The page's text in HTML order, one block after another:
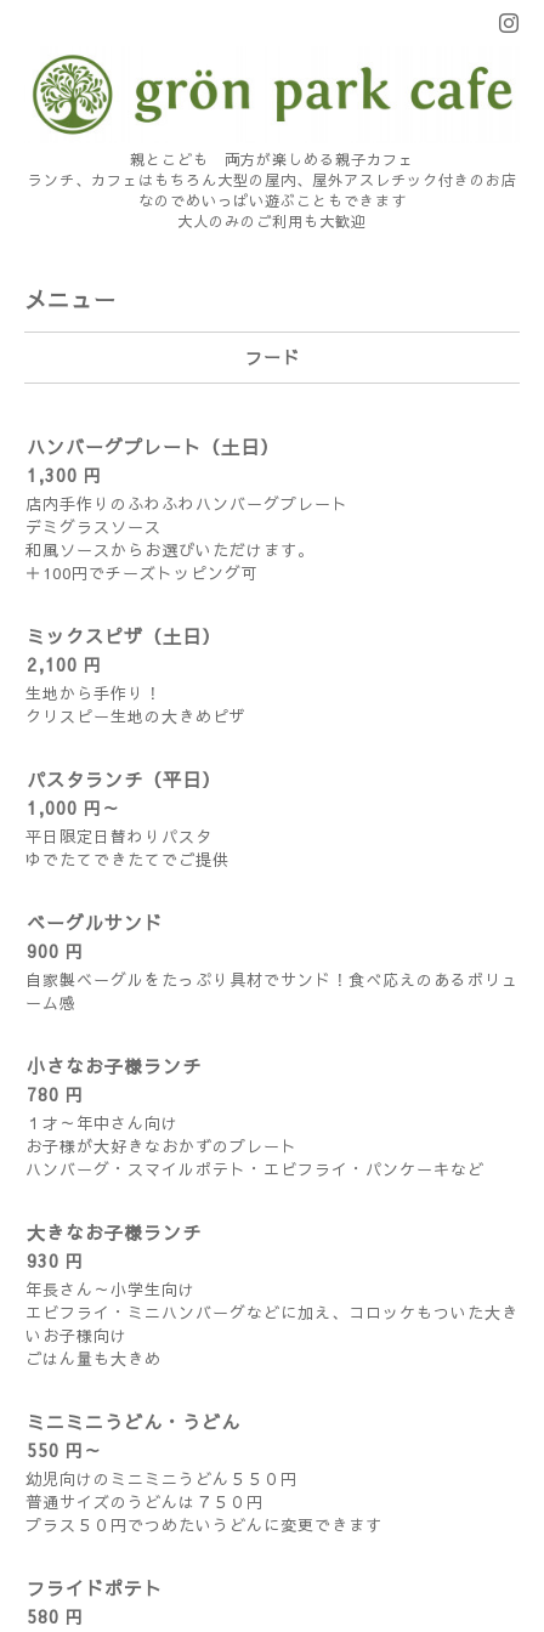
親とこども 両方が楽しめる親子カフェ
ランチ、カフェはもちろん大型の屋内、屋外アスレチック付きのお店
なのでめいっぱい遊ぶこともできます
大人のみのご利用も大歓迎
メニュー
フード
ハンバーグプレート（土日）
1,300 円
店内手作りのふわふわハンバーグプレート
デミグラスソース
和風ソースからお選びいただけます。
＋100円でチーズトッピング可
ミックスピザ（土日）
2,100 円
生地から手作り！
クリスピー生地の大きめピザ
パスタランチ（平日）
1,000 円～
平日限定日替わりパスタ
ゆでたてできたてでご提供
ベーグルサンド
900 円
自家製ベーグルをたっぷり具材でサンド！食べ応えのあるボリュ
ーム感
小さなお子様ランチ
780 円
１才～年中さん向け
お子様が大好きなおかずのプレート
ハンバーグ・スマイルポテト・エビフライ・パンケーキなど
大きなお子様ランチ
930 円
年長さん～小学生向け
エビフライ・ミニハンバーグなどに加え、コロッケもついた大き
いお子様向け
ごはん量も大きめ
ミニミニうどん・うどん
550 円～
幼児向けのミニミニうどん５５０円
普通サイズのうどんは７５０円
プラス５０円でつめたいうどんに変更できます
フライドポテト
580 円